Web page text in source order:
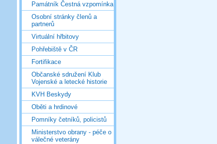
Památník Čestná vzpomínka
Osobní stránky členů a
partnerů
Virtuální hřbitovy
Pohřebiště v ČR
Fortifikace
Občanské sdružení Klub
Vojenské a letecké historie
KVH Beskydy
Oběti a hrdinové
Pomníky četníků, policistů
Ministerstvo obrany - péče o
válečné veterány